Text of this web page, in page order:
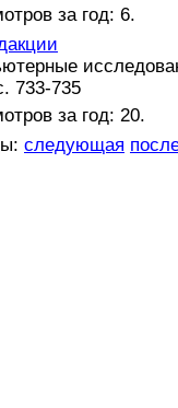
за год: 6.
733-735
за год: 20.
следующая